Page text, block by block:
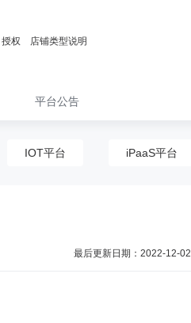
授权 店铺类型说明
平台公告
IOT平台 iPaaS平台
最后更新日期： 2022-12-02